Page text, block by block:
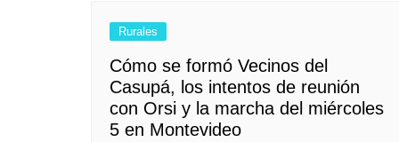
Rurales
Cómo se formó Vecinos del
Casupá, los intentos de reunión
con Orsi y la marcha del miércoles
5 en Montevideo